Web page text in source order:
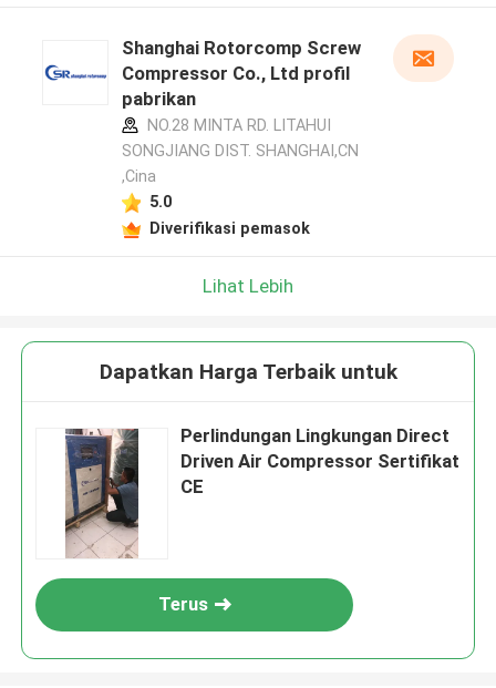
Shanghai Rotorcomp Screw
Compressor Co., Ltd profil
pabrikan
NO.28 MINTA RD. LITAHUI
SONGJIANG DIST. SHANGHAI,CN
,Cina
5.0
Diverifikasi pemasok
Lihat Lebih
Dapatkan Harga Terbaik untuk
Perlindungan Lingkungan Direct
Driven Air Compressor Sertifikat
CE
Terus